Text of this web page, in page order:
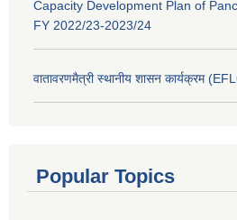
Capacity Development Plan of
FY 2022/23-2023/24
वातावरणमैत्री स्थानीय शासन कार्यक्रम
Popular Topics